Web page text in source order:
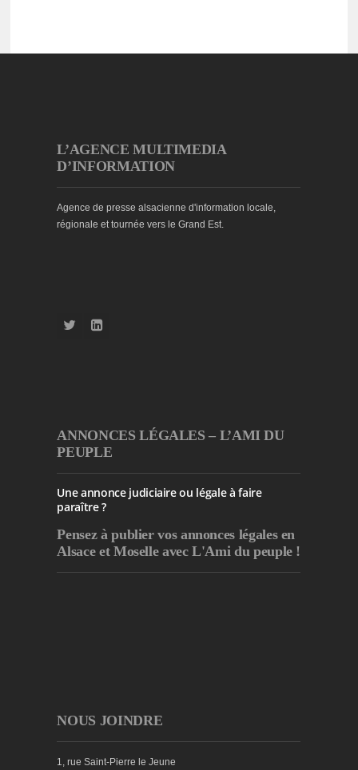
L’AGENCE MULTIMEDIA
D’INFORMATION
Agence de presse alsacienne d'information locale,
régionale et tournée vers le Grand Est.
ANNONCES LÉGALES – L’AMI DU
PEUPLE
Une annonce judiciaire ou légale à faire
paraître ?
Pensez à publiervos annonces légales en
Alsace et Moselle avec L'Ami du peuple !
NOUS JOINDRE
1, rue Saint-Pierre le Jeune